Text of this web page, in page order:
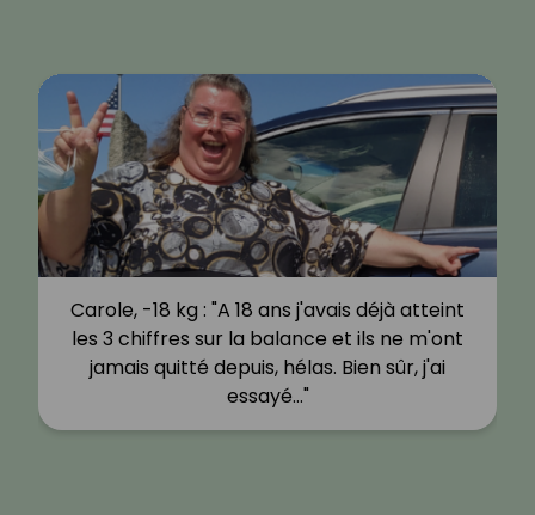
Carole, -18 kg : "A 18 ans j'avais déjà atteint
les 3 chiffres sur la balance et ils ne m'ont
jamais quitté depuis, hélas. Bien sûr, j'ai
essayé…"